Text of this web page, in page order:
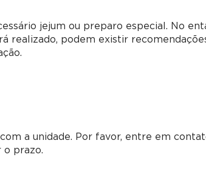
jejum ou preparo especial. No
realizado, podem existir
a unidade. Por favor, entre em
o prazo.